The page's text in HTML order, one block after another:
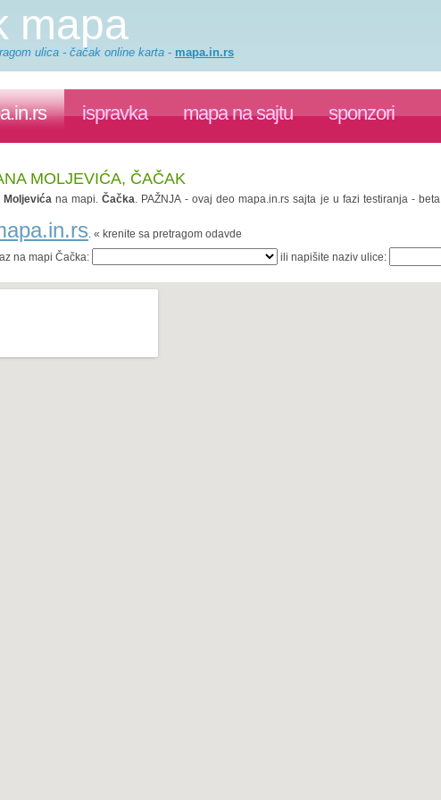
mapa
ulica - čačak online karta - mapa.in.rs
ispravka mapa na sajtu sponzori
MOLJEVIĆA, ČAČAK
Moljevićana mapi.Čačka. PAŽNJA - ovaj deo mapa.in.rs sajta je u fazi testiranja -
. « krenite sa pretragom odavde
na mapi Čačka:
ili napišite naziv ulice: